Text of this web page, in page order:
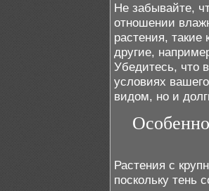
Не забывайте,
отношении
растения, такие
другие,
Убедитесь, что
условиях
видом, но и
Растения с
поскольку тень